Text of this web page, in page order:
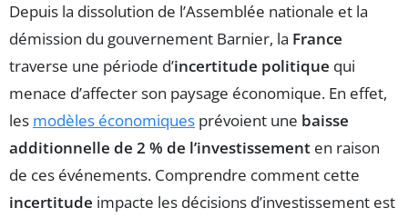
Depuis la dissolution de l’Assemblée nationale et la
démission du gouvernement Barnier, la France
traverse une période d’incertitude politique qui
menace d’affecter son paysage économique. En effet,
les modèles économiques prévoient une baisse
additionnelle de 2 % de l’investissement en raison
de ces événements. Comprendre comment cette
incertitude impacte les décisions d’investissement est